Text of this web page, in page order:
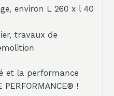
environ L 260 x l 40
travaux de
et la performance
PERFORMANCE® !